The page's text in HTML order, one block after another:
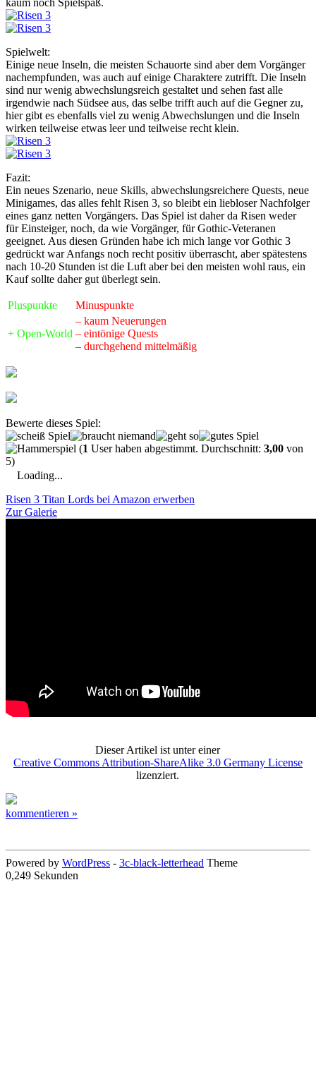
Spielwelt:
Einige neue Inseln, die meisten Schauorte sind aber dem Vorgänger
nachempfunden, was auch auf einige Charaktere zutrifft. Die Inseln
sind nur wenig abwechslungsreich gestaltet und sehen fast alle
irgendwie nach Südsee aus, das selbe trifft auch auf die Gegner zu,
hier gibt es ebenfalls viel zu wenig Abwechslungen und die Inseln
wirken teilweise etwas leer und teilweise recht klein.
Fazit:
Ein neues Szenario, neue Skills, abwechslungsreichere Quests, neue
Minigames, das alles fehlt Risen 3, so bleibt ein liebloser Nachfolger
eines ganz netten Vorgängers. Das Spiel ist daher da Risen weder
für Einsteiger, noch, da wie Vorgänger, für Gothic-Veteranen
geeignet. Aus diesen Gründen habe ich mich lange vor Gothic 3
gedrückt war Anfangs noch recht positiv überrascht, aber spätestens
nach 10-20 Stunden ist die Luft aber bei den meisten wohl raus, ein
Kauf sollte daher gut überlegt sein.
Pluspunkte Minuspunkte
+ Open-World
– kaum Neuerungen
– eintönige Quests
– durchgehend mittelmäßig
Bewerte dieses Spiel:
(1 User haben abgestimmt. Durchschnitt: 3,00 von
5)
Loading...
Risen 3 Titan Lords bei Amazon erwerben
Zur Galerie
Dieser Artikel ist unter einer
Creative Commons Attribution-ShareAlike 3.0 Germany License
lizenziert.
kommentieren »
Powered by WordPress - 3c-black-letterhead Theme
0,249 Sekunden